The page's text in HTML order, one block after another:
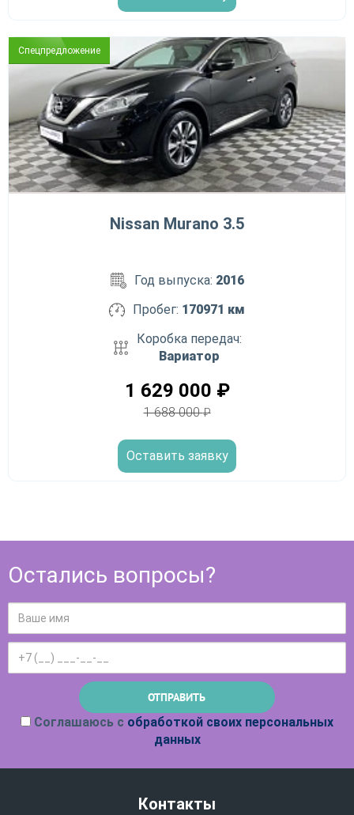
Спецпредложение
Nissan Murano 3.5
Год выпуска: 2016
Пробег: 170971 км
Коробка передач:
Вариатор
1 629 000 ₽
1 688 000₽
Оставить заявку
Остались вопросы?
Соглашаюсь с обработкой своих персональных
данных
Контакты